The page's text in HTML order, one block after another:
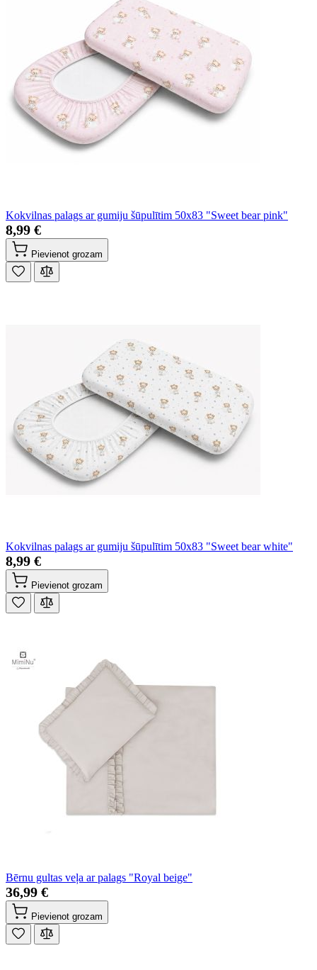
Kokvilnas palags ar gumiju šūpulītim 50x83 "Sweet bear pink"
8,99 €
Pievienot grozam
Kokvilnas palags ar gumiju šūpulītim 50x83 "Sweet bear white"
8,99 €
Pievienot grozam
Bērnu gultas veļa ar palags "Royal beige"
36,99 €
Pievienot grozam